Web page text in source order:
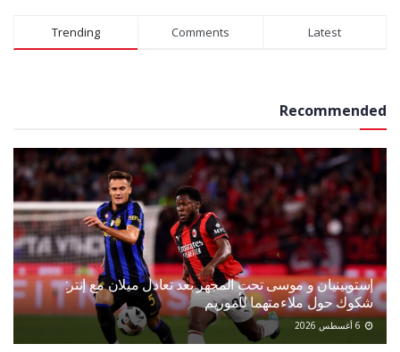
Alternative:
Trending Comments Latest
Recommended
إستوبينيان و موسى تحت المجهر بعد تعادل ميلان مع إنتر:
شكوك حول ملاءمتهما لأموريم